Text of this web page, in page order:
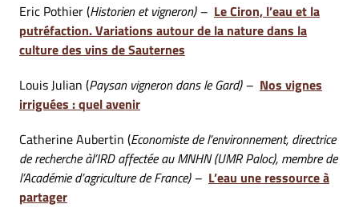
Eric Pothier (Historien et vigneron) – Le Ciron, l’eau et la
putréfaction. Variations autour de la nature dans la
culture des vins de Sauternes
Louis Julian (Paysan vigneron dans le Gard) – Nos vignes
irriguées : quel avenir
Catherine Aubertin (Economiste de l’environnement, directrice
de recherche àl’IRD affectée au MNHN (UMR Paloc), membre de
l’Académie d’agriculture de France) – L’eau une ressource à
partager